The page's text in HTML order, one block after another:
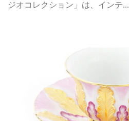
ジオコレクション」は、インテ...